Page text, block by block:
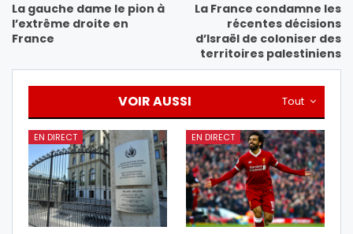
La gauche dame le pion à
l’extrême droite en
France
La France condamne les
récentes décisions
d’Israël de coloniser des
territoires palestiniens
Tout
VOIR AUSSI
EN DIRECT EN DIRECT